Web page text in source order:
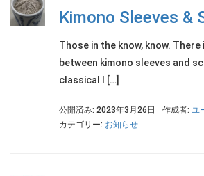
Kimono Sleeves &
Those in the know, know.
between kimono sleeves and
classical l […]
公開済み: 2023年3月26日 作成者: ユ
カテゴリー: お知らせ